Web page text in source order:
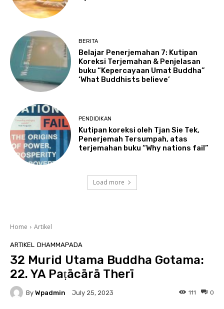
BERITA
Belajar Penerjemahan 7: Kutipan
Koreksi Terjemahan & Penjelasan
buku “Kepercayaan Umat Buddha”
‘What Buddhists believe’
PENDIDIKAN
Kutipan koreksi oleh Tjan Sie Tek,
Penerjemah Tersumpah, atas
terjemahan buku “Why nations fail”
Load more